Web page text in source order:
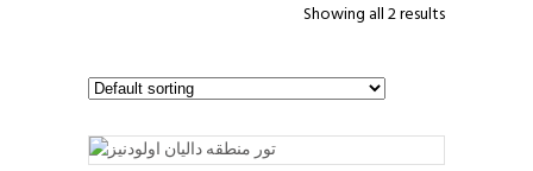
Showing all 2 results